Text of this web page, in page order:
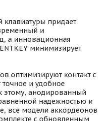
придает
и
а инновационная
минимизирует
оптимизируют контакт с
и удобное
этому, анодированный
надежностью и
все модели аккордеонов
с обновленным